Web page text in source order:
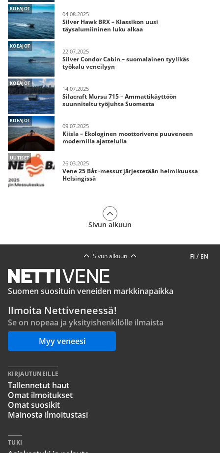
KOEAJOT
04.08.2025
Silver Hawk BRX – Klassikon uusi
täysalumiininen luku alkaa
KOEAJOT
22.07.2025
Silver Condor Cabin – suomalainen tyylikäs
työkalu veneilyyn
KOEAJOT
14.07.2025
Silacraft Mursu 715 – Ammattikäyttöön
suunniteltu työjuhta Suomesta
KOEAJOT
09.07.2025
Kiisla – Ekologinen moottorivene puuveneen
modernilla ajattelulla
UUTISET
26.03.2025
Vene 25 Båt -messut järjestetään helmikuussa
Helsingissä
Sivun alkuun
FI / EN
Sivun alkuun
Suomen suosituin veneiden markkinapaikka
Ilmoita Nettiveneessä!
Se on nopeaa ja yksityishenkilölle ilmaista
Myy veneesi
KIRJAUTUNEILLE
Tallennetut haut
Omat ilmoitukset
Omat suosikit
Mainosta ilmoitustasi
TUKI